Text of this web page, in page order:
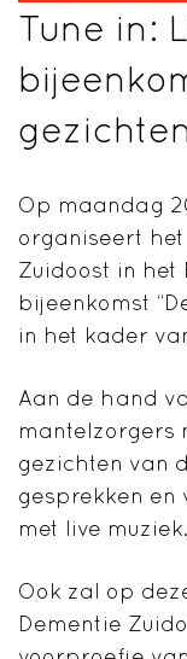
Tune in:
Op maandag
organiseert
Zuidoost in het
bijeenkomst
in het kader
Aan de hand
mantelzorgers
gezichten van
gesprekken
met live muziek.
Ook zal op
Dementie